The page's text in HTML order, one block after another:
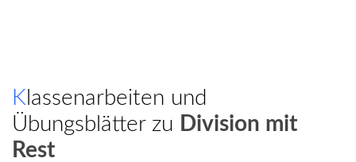
Klassenarbeiten und
Übungsblätter zu Division mit
Rest